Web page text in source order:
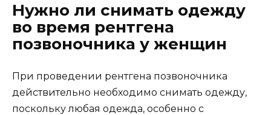
Нужно ли снимать одежду
во время рентгена
позвоночника у женщин
При проведении рентгена позвоночника
действительно необходимо снимать одежду,
поскольку любая одежда, особенно с